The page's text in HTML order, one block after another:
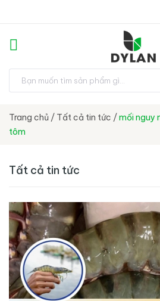
Trang chủ / Tất cả tin tức /mối nguy
tôm
Tất cả tin tức